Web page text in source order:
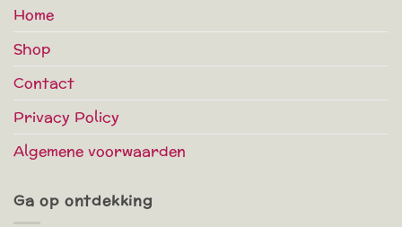
Home
Shop
Contact
Privacy Policy
Algemene voorwaarden
Ga op ontdekking